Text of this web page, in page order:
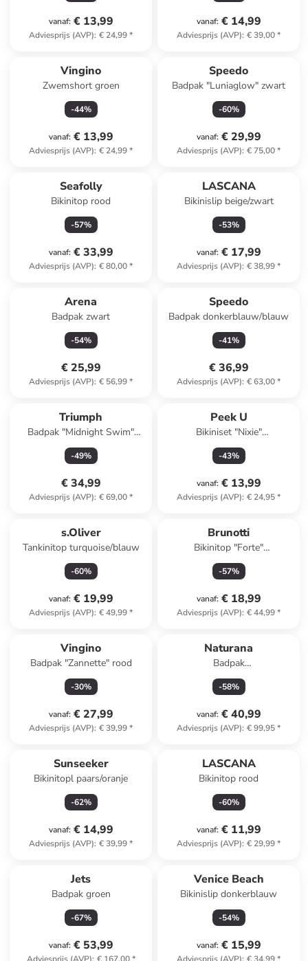
vanaf: € 13,99
Adviesprijs (AVP): € 24,99*
vanaf: € 14,99
Adviesprijs (AVP): € 39,00*
Vingino
Zwemshort groen
-44%
vanaf: € 13,99
Adviesprijs (AVP): € 24,99*
Speedo
Badpak "Luniaglow" zwart
-60%
vanaf: € 29,99
Adviesprijs (AVP): € 75,00*
Seafolly
Bikinitop rood
-57%
vanaf: € 33,99
Adviesprijs (AVP): € 80,00*
LASCANA
Bikinislip beige/zwart
-53%
vanaf: € 17,99
Adviesprijs (AVP): € 38,99*
Arena
Badpak zwart
-54%
€ 25,99
Adviesprijs (AVP): € 56,99*
Speedo
Badpak donkerblauw/blauw
-41%
€ 36,99
Adviesprijs (AVP): € 63,00*
Triumph
Badpak "Midnight Swim"
zwart
-49%
€ 34,99
Adviesprijs (AVP): € 69,00*
Peek U
Bikiniset "Nixie"
blauw/meerkleurig
-43%
vanaf: € 13,99
Adviesprijs (AVP): € 24,95*
s.Oliver
Tankinitop turquoise/blauw
-60%
vanaf: € 19,99
Adviesprijs (AVP): € 49,99*
Brunotti
Bikinitop "Forte"
donkerblauw/lichtroze
-57%
vanaf: € 18,99
Adviesprijs (AVP): € 44,99*
Vingino
Badpak "Zannette" rood
-30%
vanaf: € 27,99
Adviesprijs (AVP): € 39,99*
Naturana
Badpak
donkerblauw/paars/wit
-58%
vanaf: € 40,99
Adviesprijs (AVP): € 99,95*
Sunseeker
Bikinitopl paars/oranje
-62%
vanaf: € 14,99
Adviesprijs (AVP): € 39,99*
LASCANA
Bikinitop rood
-60%
vanaf: € 11,99
Adviesprijs (AVP): € 29,99*
Jets
Badpak groen
-67%
vanaf: € 53,99
Venice Beach
Bikinislip donkerblauw
-54%
vanaf: € 15,99